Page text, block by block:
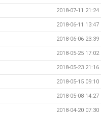
2018-07-11 21:24
2018-06-11 13:47
2018-06-06 23:39
2018-05-25 17:02
2018-05-23 21:16
2018-05-15 09:10
2018-05-08 14:27
2018-04-20 07:30